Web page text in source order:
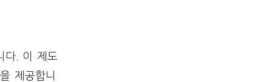
다. 이 제도
제공합니